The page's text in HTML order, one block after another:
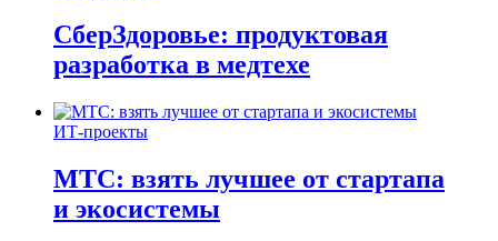
СберЗдоровье: продуктовая
разработка в медтехе
ИТ-проекты
МТС: взять лучшее от стартапа
и экосистемы